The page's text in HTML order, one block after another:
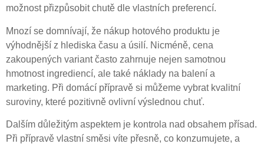
možnost přizpůsobit chutě dle vlastních preferencí.
Mnozí se domnívají, že nákup hotového produktu je
výhodnější z hlediska času a úsilí. Nicméně, cena
zakoupených variant často zahrnuje nejen samotnou
hmotnost ingrediencí, ale také náklady na balení a
marketing. Při domácí přípravě si můžeme vybrat kvalitní
suroviny, které pozitivně ovlivní výslednou chuť.
Dalším důležitým aspektem je kontrola nad obsahem přísad.
Při přípravě vlastní směsi víte přesně, co konzumujete, a